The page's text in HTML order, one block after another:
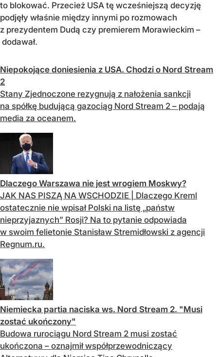
to blokować. Przecież USA tę wcześniejszą decyzję
podjęły właśnie między innymi po rozmowach
z prezydentem Dudą czy premierem Morawieckim –
dodawał.
Niepokojące doniesienia z USA. Chodzi o Nord Stream
2
Stany Zjednoczone rezygnują z nałożenia sankcji
na spółkę budującą gazociąg Nord Stream 2 – podają
media za oceanem.
Dlaczego Warszawa nie jest wrogiem Moskwy?
JAK NAS PISZĄ NA WSCHODZIE | Dlaczego Kreml
ostatecznie nie wpisał Polski na listę „państw
nieprzyjaznych” Rosji? Na to pytanie odpowiada
w swoim felietonie Stanisław Stremidłowski z agencji
Regnum.ru.
Niemiecka partia naciska ws. Nord Stream 2. "Musi
zostać ukończony"
Budowa rurociągu Nord Stream 2 musi zostać
ukończona – oznajmił współprzewodniczący